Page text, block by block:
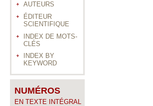
AUTEURS
ÉDITEUR
SCIENTIFIQUE
INDEX DE MOTS-
CLÉS
INDEX BY
KEYWORD
NUMÉROS
EN TEXTE INTÉGRAL